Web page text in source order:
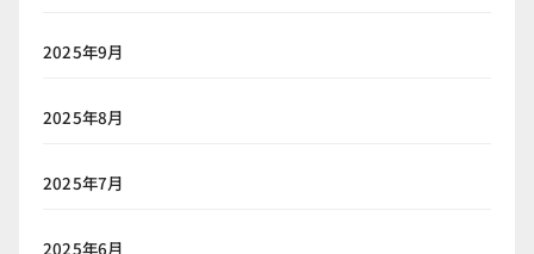
2025年9月
2025年8月
2025年7月
2025年6月